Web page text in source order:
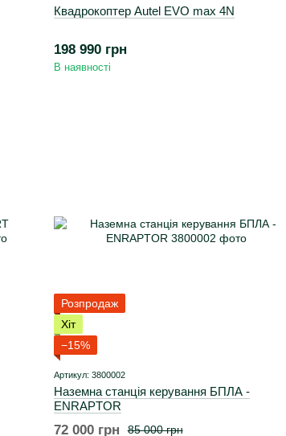
Квадрокоптер Autel EVO max 4N
198 990 грн
В наявності
Розпродаж
Хіт
−15%
Артикул: 3800002
Наземна станція керування БПЛА -
ENRAPTOR
85 000 грн
72 000 грн